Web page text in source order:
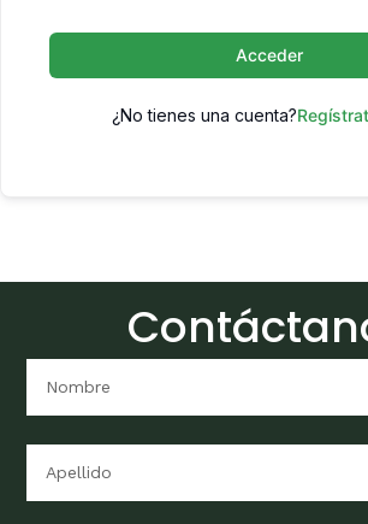
Acceder
¿No tienes una cuenta?